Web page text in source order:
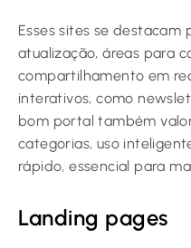
Esses sites se destacam
atualização, áreas para
compartilhamento em
interativos, como
bom portal também
categorias, uso
rápido, essencial para
Landing pages